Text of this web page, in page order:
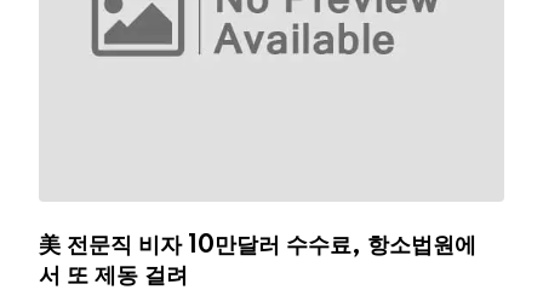
美 전문직 비자 10만달러 수수료, 항소법원에
서 또 제동 걸려